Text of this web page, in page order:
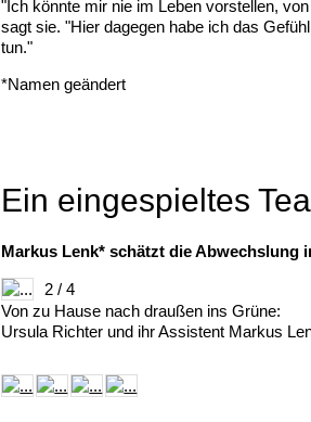
"Ich könnte mir nie im Leben vorstellen,
sagt sie. "Hier dagegen habe ich das
tun."
*Namen geändert
Ein eingespieltes
Markus Lenk* schätzt die Abwechslung
2 / 4
Von zu Hause nach draußen ins Grüne:
Ursula Richter und ihr Assistent Markus